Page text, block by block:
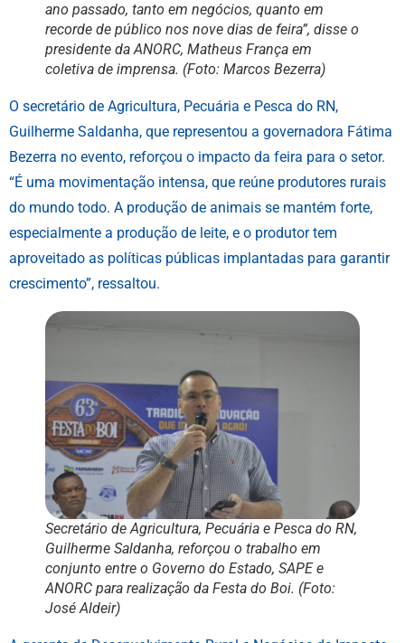
ano passado, tanto em negócios, quanto em
recorde de público nos nove dias de feira”, disse o
presidente da ANORC, Matheus França em
coletiva de imprensa. (Foto: Marcos Bezerra)
O secretário de Agricultura, Pecuária e Pesca do RN,
Guilherme Saldanha, que representou a governadora Fátima
Bezerra no evento, reforçou o impacto da feira para o setor.
“É uma movimentação intensa, que reúne produtores rurais
do mundo todo. A produção de animais se mantém forte,
especialmente a produção de leite, e o produtor tem
aproveitado as políticas públicas implantadas para garantir
crescimento”, ressaltou.
Secretário de Agricultura, Pecuária e Pesca do RN,
Guilherme Saldanha, reforçou o trabalho em
conjunto entre o Governo do Estado, SAPE e
ANORC para realização da Festa do Boi. (Foto:
José Aldeir)